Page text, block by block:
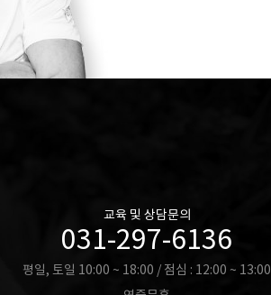
교육 및 상담문의
031-297-6136
평일, 토일 10:00 ~ 18:00 / 점심 : 12:00 ~ 13:00